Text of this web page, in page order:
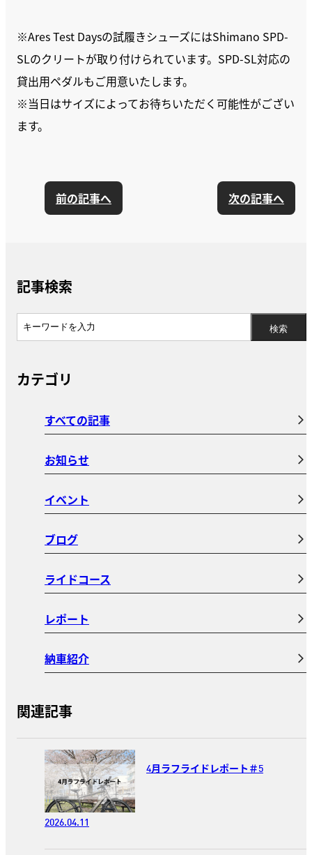
※Ares Test Daysの試履きシューズにはShimano SPD-
SLのクリートが取り付けられています。SPD-SL対応の
貸出用ペダルもご用意いたします。
※当日はサイズによってお待ちいただく可能性がござい
ます。
前の記事へ 次の記事へ
記事検索
カテゴリ
すべての記事
お知らせ
イベント
ブログ
ライドコース
レポート
納車紹介
関連記事
4月ラフライドレポート＃5
2026.04.11